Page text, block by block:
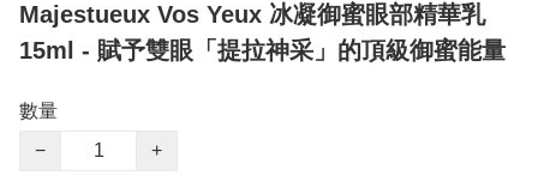
Majestueux Vos Yeux 冰凝御蜜眼部精華乳
15ml - 賦予雙眼「提拉神采」的頂級御蜜能量
數量
−
+